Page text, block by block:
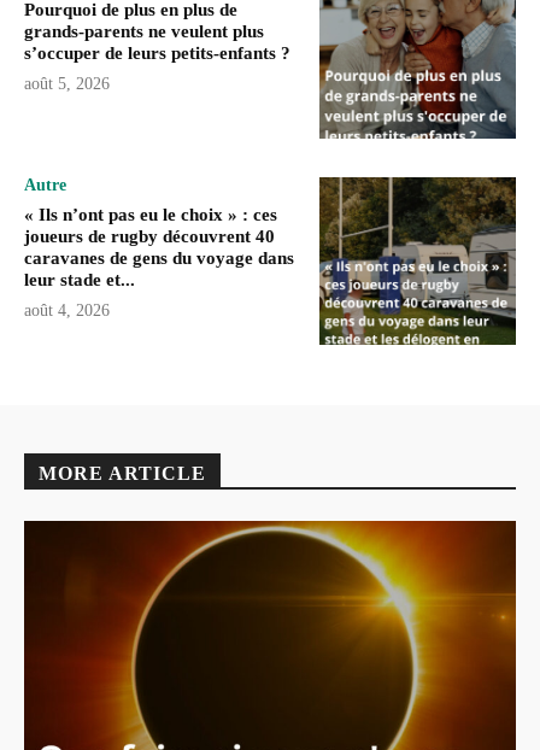
Pourquoi de plus en plus de
grands-parents ne veulent plus
s’occuper de leurs petits-enfants ?
août 5, 2026
Autre
« Ils n’ont pas eu le choix » : ces
joueurs de rugby découvrent 40
caravanes de gens du voyage dans
leur stade et...
août 4, 2026
MORE ARTICLE